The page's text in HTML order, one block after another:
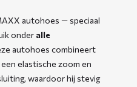
autohoes — speciaal
onder alle
autohoes combineert
elastische zoom en
waardoor hij stevig